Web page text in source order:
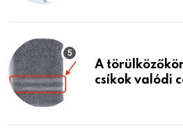
A
csíkok valódi